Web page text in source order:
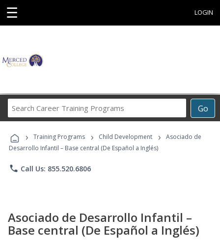
☰ LOGIN
Go
Career
Programs
› Training Programs › Child Development ›
Asociado de
Desarrollo Infantil – Base central (De Español a Inglés)
phone Call Us: 855.520.6806
Asociado de Desarrollo Infantil –
Base central (De Español a Inglés)